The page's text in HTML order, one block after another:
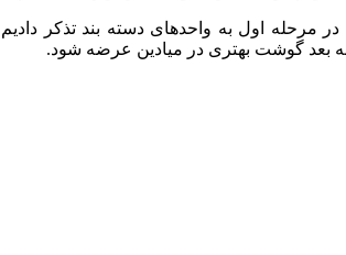
اول به واحدهای دسته بند تذکر
به بعد گوشت بهتری در میادین عرضه شود.